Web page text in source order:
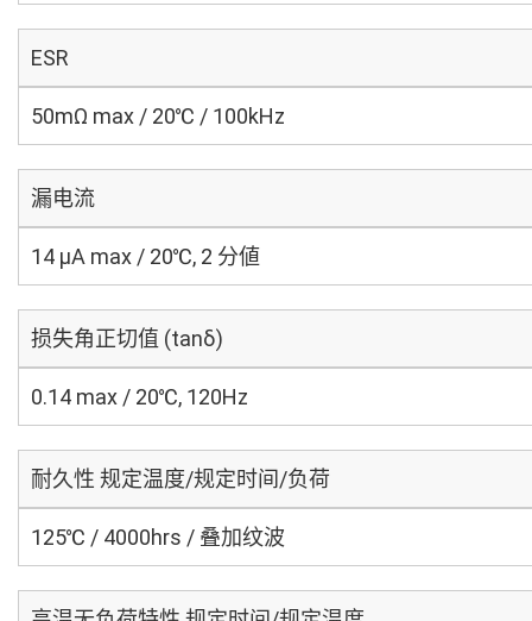
ESR
50mΩ max / 20℃ / 100kHz
漏电流
14 μA max / 20℃, 2 分値
损失角正切值 (tanδ)
0.14 max / 20℃, 120Hz
耐久性 规定温度/规定时间/负荷
125℃ / 4000hrs / 叠加纹波